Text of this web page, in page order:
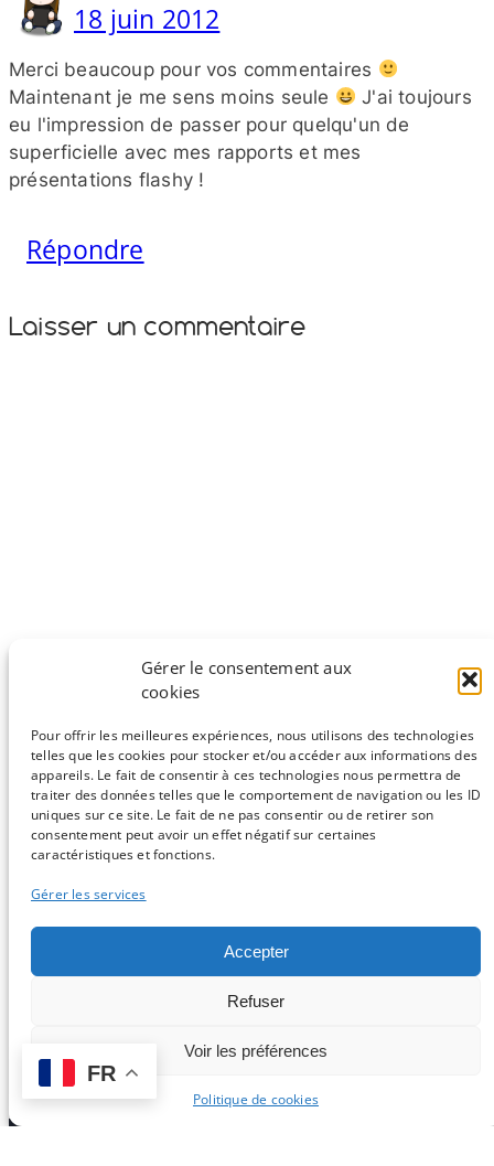
Gérer le consentement aux
cookies
Pour offrir les meilleures expériences, nous utilisons des technologies
telles que les cookies pour stocker et/ou accéder aux informations des
appareils. Le fait de consentir à ces technologies nous permettra de
traiter des données telles que le comportement de navigation ou les ID
uniques sur ce site. Le fait de ne pas consentir ou de retirer son
consentement peut avoir un effet négatif sur certaines
caractéristiques et fonctions.
Gérer les services
Accepter
Refuser
Voir les préférences
Politique de cookies
18 juin 2012
Merci beaucoup pour vos commentaires
Maintenant je me sens moins seule
J'ai toujours
eu l'impression de passer pour quelqu'un de
superficielle avec mes rapports et mes
présentations flashy !
Répondre
Laisser un commentaire
Pour insérer du code dans vos commentaires, utilisez les
Précédente :
nouvelles
Sauf mention contraire, tous les articles du blog sont sous licence
CC-BY-NC
FR